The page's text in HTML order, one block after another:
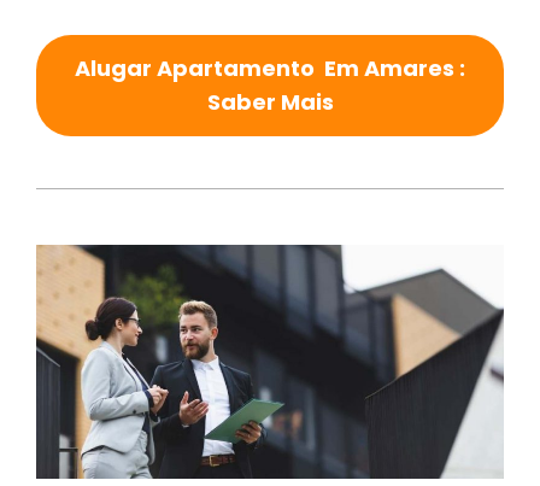
Alugar Apartamento Em Amares :
Saber Mais